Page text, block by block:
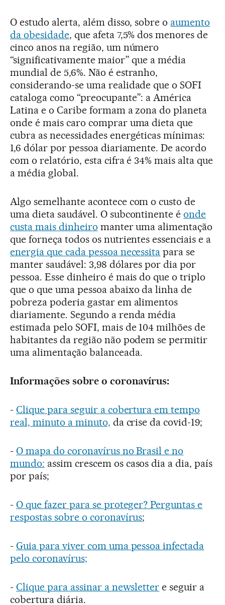
O estudo alerta, além disso, sobre o aumento
da obesidade, que afeta 7,5% dos menores de
cinco anos na região, um número
“significativamente maior” que a média
mundial de 5,6%. Não é estranho,
considerando-se uma realidade que o SOFI
cataloga como “preocupante”: a América
Latina e o Caribe formam a zona do planeta
onde é mais caro comprar uma dieta que
cubra as necessidades energéticas mínimas:
1,6 dólar por pessoa diariamente. De acordo
com o relatório, esta cifra é 34% mais alta que
a média global.
Algo semelhante acontece com o custo de
uma dieta saudável. O subcontinente éonde
custa mais dinheiro manter uma alimentação
que forneça todos os nutrientes essenciais e a
energia que cada pessoa necessita para se
manter saudável: 3,98 dólares por dia por
pessoa. Esse dinheiro é mais do que o triplo
que o que uma pessoa abaixo da linha de
pobreza poderia gastar em alimentos
diariamente. Segundo a renda média
estimada pelo SOFI, mais de 104 milhões de
habitantes da região não podem se permitir
uma alimentação balanceada.
Informações sobre o coronavírus:
- Clique para seguir a cobertura em tempo
real, minuto a minuto, da crise da covid-19;
- O mapa do coronavírus no Brasil e no
mundo: assim crescem os casos dia a dia, país
por país;
- O que fazer para se proteger? Perguntas e
respostas sobre o coronavírus;
- Guia para viver com uma pessoa infectada
pelo coronavírus;
- Clique para assinar a newsletter e seguir a
cobertura diária.